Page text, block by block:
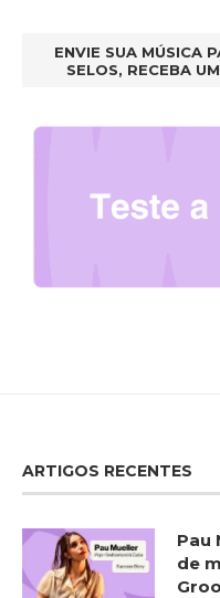
ENVIE SUA MÚSICA
SELOS, RECEBA
ARTIGOS RECENTES
Pau
de